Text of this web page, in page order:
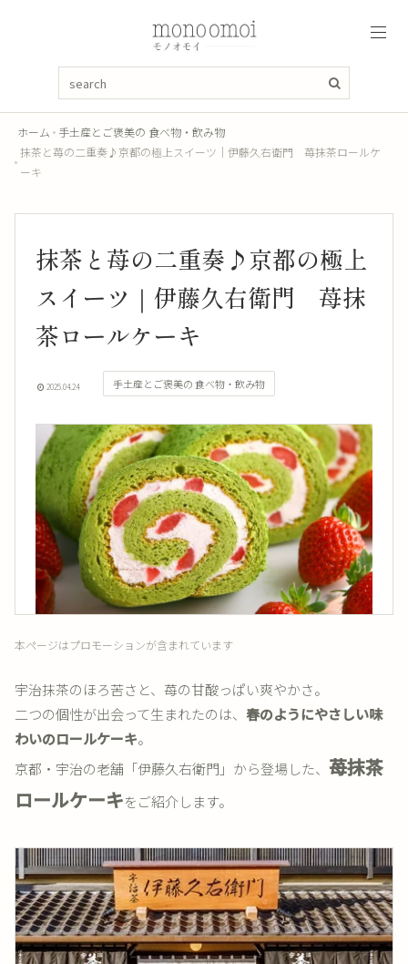
ホーム
手土産とご褒美の 食べ物・飲み物
抹茶と苺の二重奏♪京都の極上スイーツ｜伊藤久右衛門 苺抹茶ロールケ
ーキ
抹茶と苺の二重奏♪京都の極上
スイーツ｜伊藤久右衛門 苺抹
茶ロールケーキ
2025.04.24 手土産とご褒美の 食べ物・飲み物
本ページはプロモーションが含まれています
宇治抹茶のほろ苦さと、苺の甘酸っぱい爽やかさ。
二つの個性が出会って生まれたのは、 春のようにやさしい味
わいのロールケーキ。
京都・宇治の老舗「伊藤久右衛門」から登場した、 苺抹茶
ロールケーキをご紹介します。